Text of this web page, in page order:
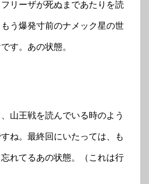
リーザが死ぬまであたりを読
う爆発寸前のナメック星の世
す。あの状態。
山王戦を読んでいる時のよう
ね。最終回にいたっては、も
れてるあの状態。（これは行